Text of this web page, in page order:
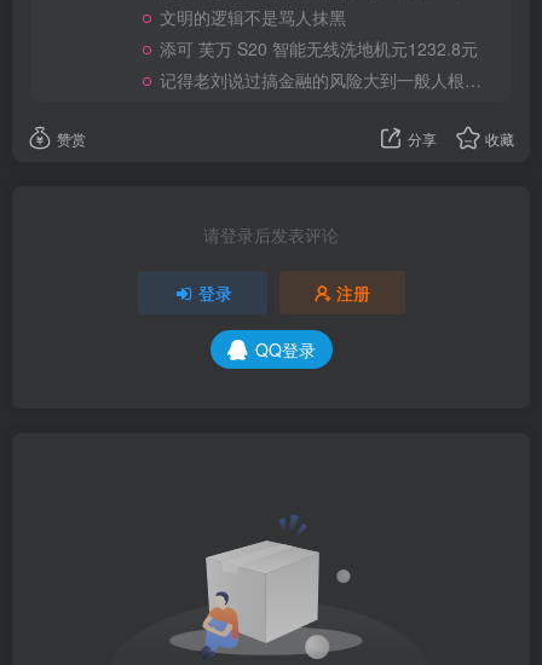
文明的逻辑不是骂人抹黑
添可 芙万 S20 智能无线洗地机元1232.8元
记得老刘说过搞金融的风险大到一般人根本承受不起
赞赏 分享 收藏
请登录后发表评论
登录 注册
QQ登录